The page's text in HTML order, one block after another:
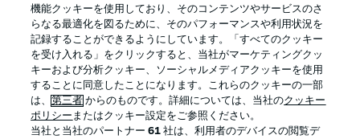
Official Partners
機能クッキーを使用しており、そのコンテンツやサービスのさ
らなる最適化を図るために、そのパフォーマンスや利用状況を
記録することができるようにしています。「すべてのクッキー
を受け入れる」をクリックすると、当社がマーケティングクッ
キーおよび分析クッキー、ソーシャルメディアクッキーを使用
することに同意したことになります。これらのクッキーの一部
は、第三者 からのものです。詳細については、当社のクッキー
ポリシー またはクッキー設定をご参照ください。
当社と当社のパートナー61 社は、利用者のデバイスの閲覧デ